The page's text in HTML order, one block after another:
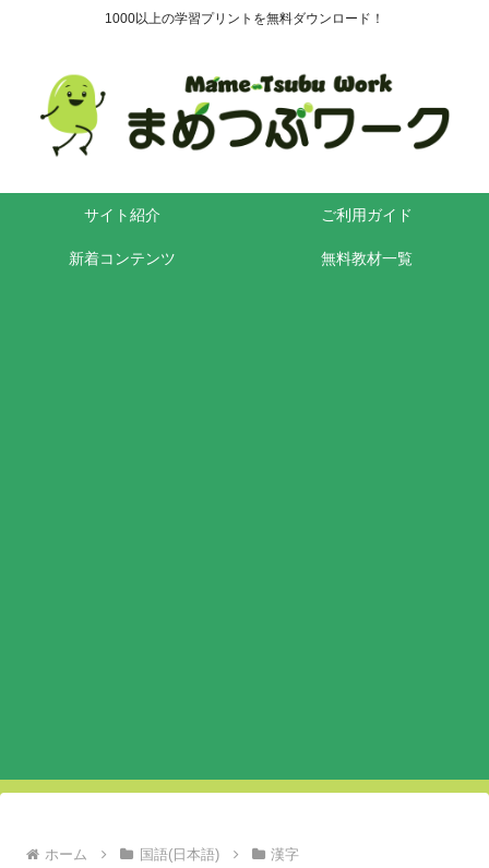
1000以上の学習プリントを無料ダウンロード！
サイト紹介 ご利用ガイド
新着コンテンツ 無料教材一覧
ホーム 国語(日本語) 漢字